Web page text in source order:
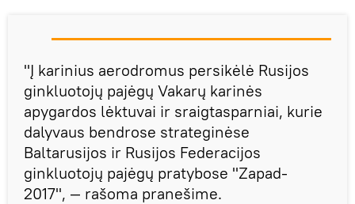
"Į karinius aerodromus persikėlė Rusijos
ginkluotojų pajėgų Vakarų karinės
apygardos lėktuvai ir sraigtasparniai, kurie
dalyvaus bendrose strateginėse
Baltarusijos ir Rusijos Federacijos
ginkluotojų pajėgų pratybose "Zapad-
2017", — rašoma pranešime.